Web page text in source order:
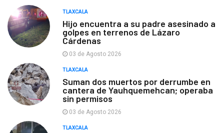
TLAXCALA
Hijo encuentra a su padre asesinado a
golpes en terrenos de Lázaro
Cárdenas
03 de Agosto 2026
TLAXCALA
Suman dos muertos por derrumbe en
cantera de Yauhquemehcan; operaba
sin permisos
03 de Agosto 2026
TLAXCALA